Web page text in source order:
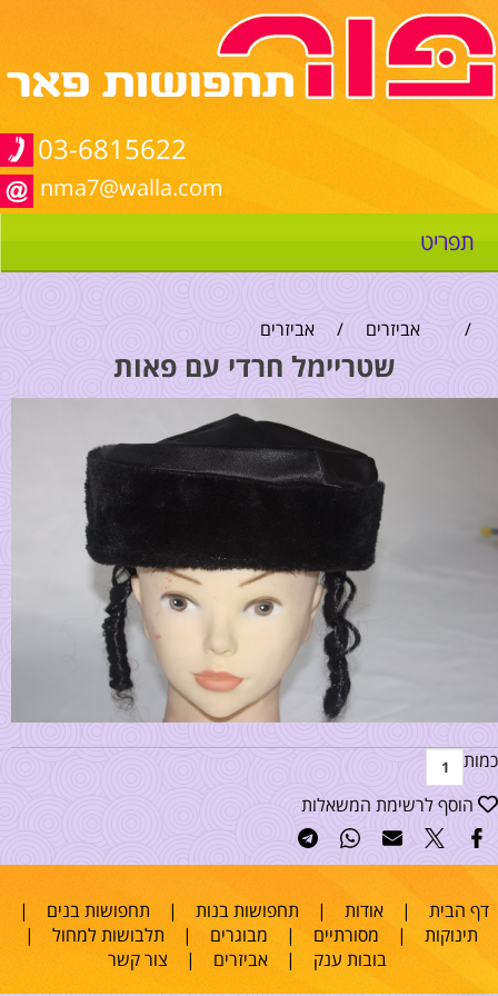
03-6815622
nma7@walla.com
תפריט
/ אביזרים / אביזרים
שטריימל חרדי עם פאות
כמות
הוסף לרשימת המשאלות
דף הבית |אודות | תחפושות בנות | תחפושות בנים |
תינוקות | מסורתיים | מבוגרים | תלבושות למחול |
בובות ענק |אביזרים | צור קשר